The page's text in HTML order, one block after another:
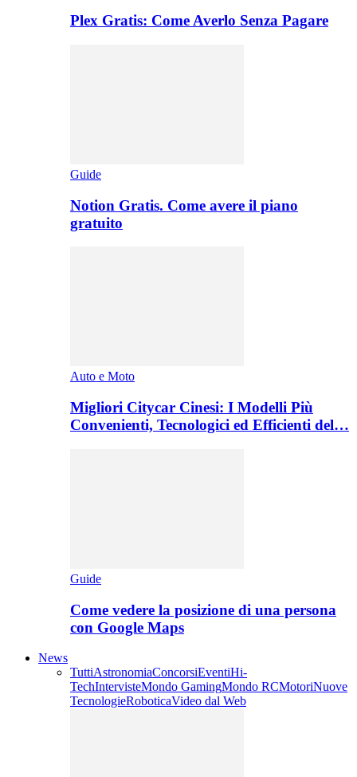
Plex Gratis: Come Averlo Senza Pagare
Guide
Notion Gratis. Come avere il piano
gratuito
Auto e Moto
Migliori Citycar Cinesi: I Modelli Più
Convenienti, Tecnologici ed Efficienti del…
Guide
Come vedere la posizione di una persona
con Google Maps
News
TuttiAstronomiaConcorsiEventiHi-
TechIntervisteMondo GamingMondo RCMotoriNuove
TecnologieRoboticaVideo dal Web